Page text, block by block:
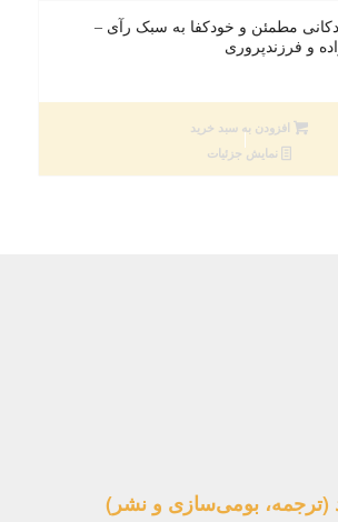
مطمئن و خودکفا به سبک رآی –
و فرزندپروری
افزودن به سبد خرید
نمایش جزئیات
(ترجمه، بومی‌سازی و نشر)